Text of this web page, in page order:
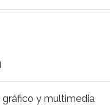
gráfico y multimedia